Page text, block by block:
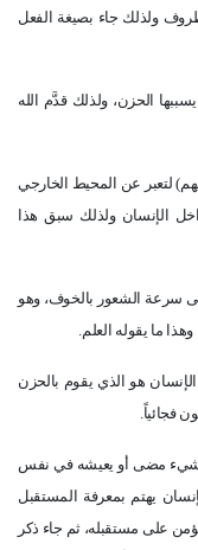
ولذلك جاء بصيغة الفعل
الحزن، ولذلك قدَّم الله
لتعبر عن المحيط الخارجي
الإنسان ولذلك سبق هذا
سرعة الشعور بالخوف، وهو
ما يقوله العلم.
هو الذي يقوم بالحزن
فجائياً.
شيء مضى أو يعيشه في نفس
يهتم بمعرفة المستقبل
على مستقبله، ثم جاء ذكر